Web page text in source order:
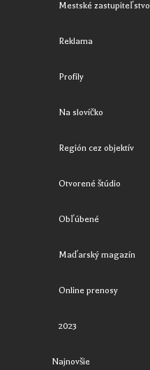
Mestské zastupiteľstvo
Reklama
Profily
Na slovíčko
Región cez objektív
Otvorené štúdio
Obľúbené
Maďarský magazín
Online prenosy
2023
Najnovšie